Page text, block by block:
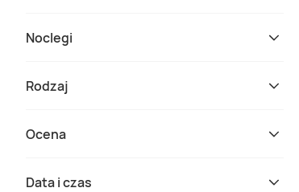
Noclegi
Rodzaj
Ocena
Data i czas